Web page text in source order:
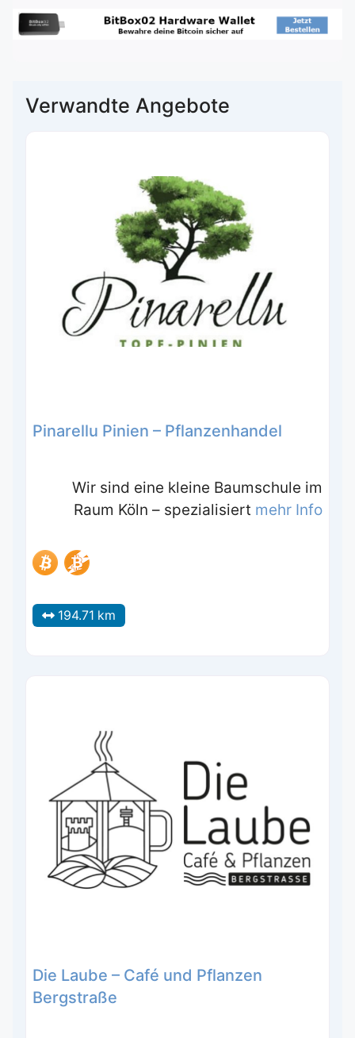
Verwandte Angebote
Pinarellu Pinien – Pflanzenhandel
Wir sind eine kleine Baumschule im
Raum Köln – spezialisiert mehr Info
194.71 km
Die Laube – Café und Pflanzen
Bergstraße